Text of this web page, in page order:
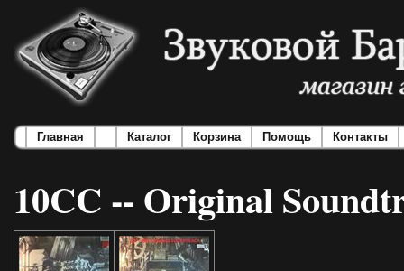
Главная Каталог Корзина Помощь Контакты
10CC -- Original